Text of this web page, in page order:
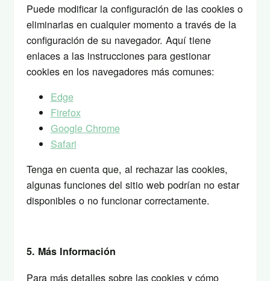
Puede modificar la configuración de las cookies o
eliminarlas en cualquier momento a través de la
configuración de su navegador. Aquí tiene
enlaces a las instrucciones para gestionar
cookies en los navegadores más comunes:
Edge
Firefox
Google Chrome
Safari
Tenga en cuenta que, al rechazar las cookies,
algunas funciones del sitio web podrían no estar
disponibles o no funcionar correctamente.
5. Más Información
Para más detalles sobre las cookies y cómo